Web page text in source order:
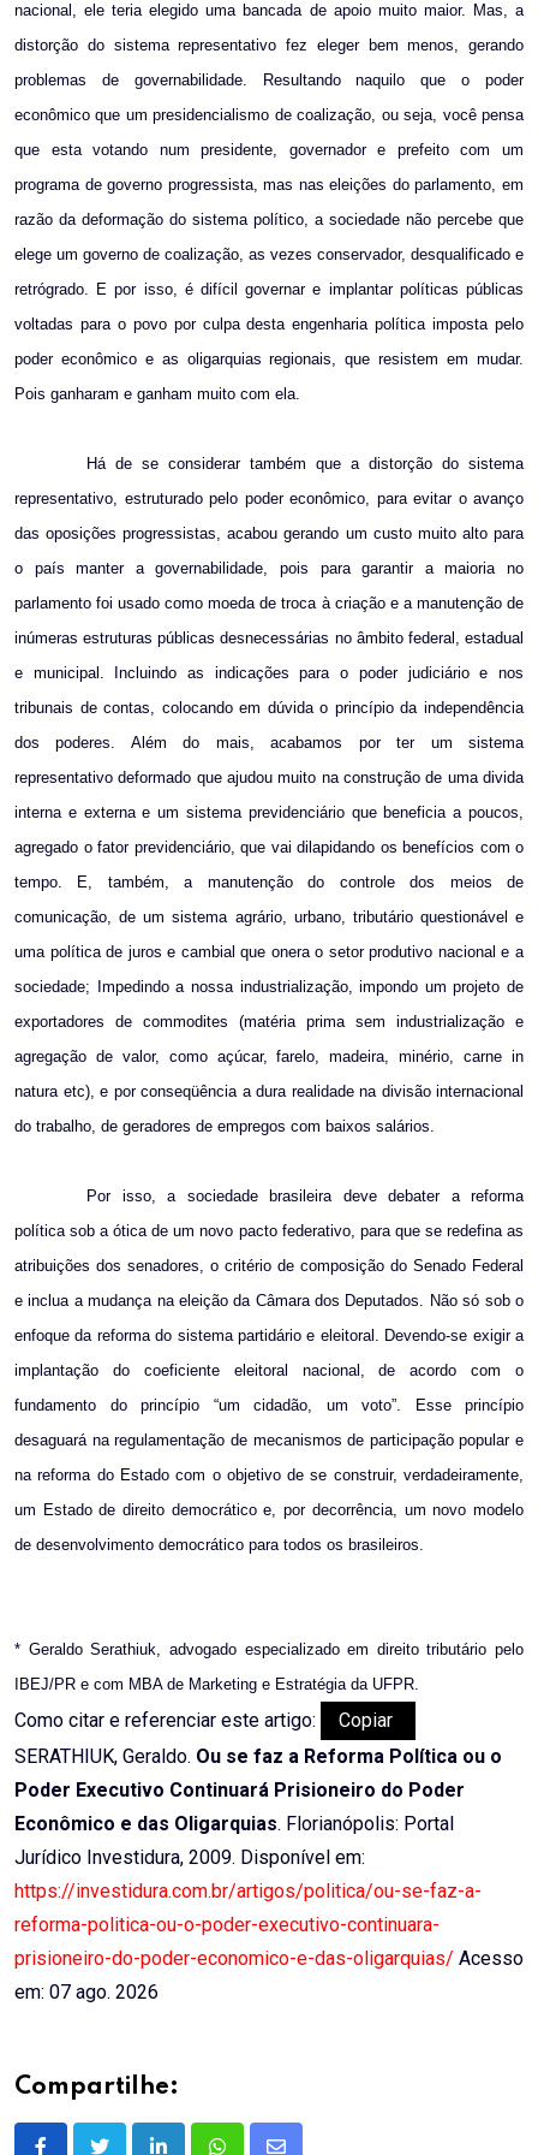
nacional, ele teria elegido uma bancada de apoio muito maior. Mas, a
distorção do sistema representativo fez eleger bem menos, gerando
problemas de governabilidade. Resultando naquilo que o poder
econômico que um presidencialismo de coalização, ou seja, você pensa
que esta votando num presidente, governador e prefeito com um
programa de governo progressista, mas nas eleições do parlamento, em
razão da deformação do sistema político, a sociedade não percebe que
elege um governo de coalização, as vezes conservador, desqualificado e
retrógrado. E por isso, é difícil governar e implantar políticas públicas
voltadas para o povo por culpa desta engenharia política imposta pelo
poder econômico e as oligarquias regionais, que resistem em mudar.
Pois ganharam e ganham muito com ela.
Há de se considerar também que a distorção do sistema
representativo, estruturado pelo poder econômico, para evitar o avanço
das oposições progressistas, acabou gerando um custo muito alto para
o país manter a governabilidade, pois para garantir a maioria no
parlamento foi usado como moeda de troca à criação e a manutenção de
inúmeras estruturas públicas desnecessárias no âmbito federal, estadual
e municipal. Incluindo as indicações para o poder judiciário e nos
tribunais de contas, colocando em dúvida o princípio da independência
dos poderes. Além do mais, acabamos por ter um sistema
representativo deformado que ajudou muito na construção de uma divida
interna e externa e um sistema previdenciário que beneficia a poucos,
agregado o fator previdenciário, que vai dilapidando os benefícios com o
tempo. E, também, a manutenção do controle dos meios de
comunicação, de um sistema agrário, urbano, tributário questionável e
uma política de juros e cambial que onera o setor produtivo nacional e a
sociedade; Impedindo a nossa industrialização, impondo um projeto de
exportadores de commodites (matéria prima sem industrialização e
agregação de valor, como açúcar, farelo, madeira, minério, carne in
natura etc), e por conseqüência a dura realidade na divisão internacional
do trabalho, de geradores de empregos com baixos salários.
Por isso, a sociedade brasileira deve debater a reforma
política sob a ótica de um novo pacto federativo, para que se redefina as
atribuições dos senadores, o critério de composição do Senado Federal
e inclua a mudança na eleição da Câmara dos Deputados. Não só sob o
enfoque da reforma do sistema partidário e eleitoral. Devendo-se exigir a
implantação do coeficiente eleitoral nacional, de acordo com o
fundamento do princípio “um cidadão, um voto”. Esse princípio
desaguará na regulamentação de mecanismos de participação popular e
na reforma do Estado com o objetivo de se construir, verdadeiramente,
um Estado de direito democrático e, por decorrência, um novo modelo
de desenvolvimento democrático para todos os brasileiros.
* Geraldo Serathiuk, advogado especializado em direito tributário pelo
IBEJ/PR e com MBA de Marketing e Estratégia da UFPR.
Como citar e referenciar este artigo:
Copiar
SERATHIUK, Geraldo. Ou se faz a Reforma Política ou o
Poder Executivo Continuará Prisioneiro do Poder
Econômico e das Oligarquias. Florianópolis: Portal
Jurídico Investidura, 2009. Disponível em:
https://investidura.com.br/artigos/politica/ou-se-faz-a-
reforma-politica-ou-o-poder-executivo-continuara-
prisioneiro-do-poder-economico-e-das-oligarquias/ Acesso
em: 07 ago. 2026
Compartilhe: